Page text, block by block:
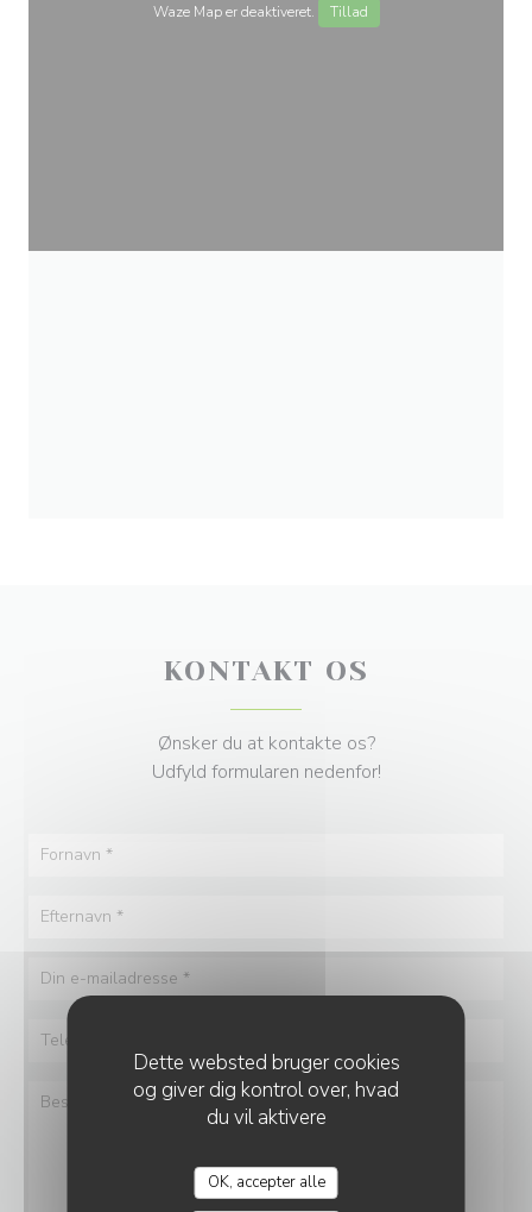
Dette websted bruger cookies
og giver dig kontrol over, hvad
du vil aktivere
OK, accepter alle
Waze Map er deaktiveret. Tillad
KONTAKT OS
Ønsker du at kontakte os?
Udfyld formularen nedenfor!